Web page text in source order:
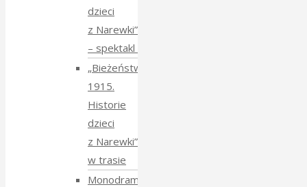
dzieci
z Narewki”
⁠–⁠ spektakl teatralny
„Bieżeństwo
1915.
Historie
dzieci
z Narewki”
w trasie
Monodram